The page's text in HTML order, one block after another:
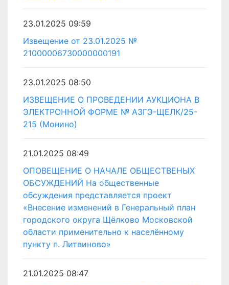
23.01.2025 09:59
Извещение от 23.01.2025 №
21000006730000000191
23.01.2025 08:50
ИЗВЕЩЕНИЕ О ПРОВЕДЕНИИ АУКЦИОНА В
ЭЛЕКТРОННОЙ ФОРМЕ № АЗГЭ-ЩЕЛК/25-
215 (Монино)
21.01.2025 08:49
ОПОВЕЩЕНИЕ О НАЧАЛЕ ОБЩЕСТВЕНЫХ
ОБСУЖДЕНИЙ На общественные
обсуждения представляется проект
«Внесение изменений в Генеральный план
городского округа Щёлково Московской
области применительно к населённому
пункту п. Литвиново»
21.01.2025 08:47